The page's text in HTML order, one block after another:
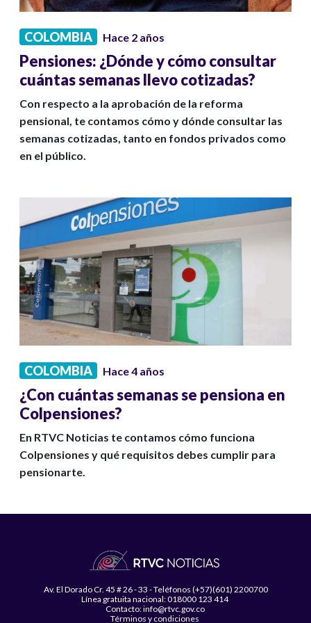
COLOMBIA Hace 2 años
Pensiones: ¿Dónde y cómo consultar
cuántas semanas llevo cotizadas?
Con respecto a la aprobación de la reforma
pensional, te contamos cómo y dónde consultar las
semanas cotizadas, tanto en fondos privados como
en el público.
COLOMBIA Hace 4 años
¿Con cuántas semanas se pensiona en
Colpensiones?
En RTVC Noticias te contamos cómo funciona
Colpensiones y qué requisitos debes cumplir para
pensionarte.
Av. El Dorado Cr. 45 # 26 - 33 - Teléfonos (+57)(601) 2200700
Línea gratuita nacional: 018000 123 414
Contacto: info@rtvc.gov.co
Términos y condiciones